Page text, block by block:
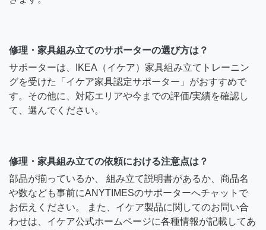
修理・家具組み立てのサポーターの選び方は？
サポーターは、IKEA（イケア）家具組み立てトレーニン
グを受けた「イケア家具認定サポーター」がおすすめで
す。その他に、対応エリアや今までの評価/実績を確認し
て、選んでください。
修理・家具組み立ての依頼における注意点は？
部品が揃っているか、 組み立て説明書があるか、商品名
や数なども事前にANYTIMESのサポーターへチャットで
お伝えください。 また、イケア製品に関してのお問い合
わせは、イケア公式ホームページに各種情報が記載してあ